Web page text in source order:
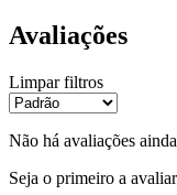
Avaliações
Limpar filtros
Não há avaliações
Seja o primeiro a